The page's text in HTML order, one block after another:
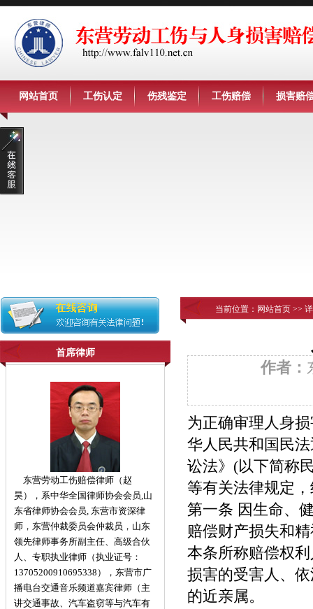
网站首页 工伤认定 伤残鉴定 工伤赔偿 损害赔
首席律师
东营劳动工伤赔偿律师（赵
昊），系中华全国律师协会会员,山
东省律师协会会员, 东营市资深律
师，东营仲裁委员会仲裁员，山东
领先律师事务所副主任、高级合伙
人、专职执业律师（执业证号：
13705200910695338），东营市广
播电台交通音乐频道嘉宾律师（主
讲交通事故、汽车盗窃等与汽车有
当前位置： 网站首页 >>
作者：
为正确审理人身
华人民共和国民
讼法》(以下简称
等有关法律规定
第一条 因生命、
赔偿财产损失和
本条所称赔偿权
损害的受害人、
的近亲属。